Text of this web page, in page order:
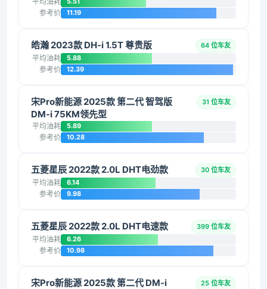
参考价 11.19
皓瀚 2023款 DH-i 1.5T 尊贵版 64 位车友
平均油耗 5.88
参考价 12.39
宋Pro新能源 2025款 第二代 智驾版
DM-i 75KM领先型
31 位车友
平均油耗 5.89
参考价 10.28
五菱星辰 2022款 2.0L DHT电劲款 30 位车友
平均油耗 6.14
参考价 9.98
五菱星辰 2022款 2.0L DHT电速款 399 位车友
平均油耗 6.26
参考价 10.98
宋Pro新能源 2025款 第二代 DM-i
25 位车友